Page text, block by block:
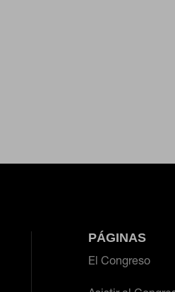
PÁGINAS
El Congreso
la sección "Configuración de